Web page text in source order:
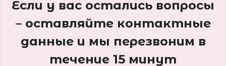
Если у вас остались вопросы
– оставляйте контактные
данные и мы перезвоним в
течение 15 минут